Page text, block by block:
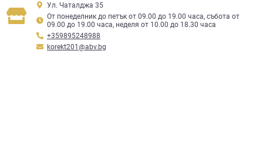
Ул. Чаталджа 35
От понеделник до петък от 09.00 до 19.00 часа, събота от
09.00 до 19.00 часа, неделя от 10.00 до 18.30 часа
+359895248988
korekt201@abv.bg